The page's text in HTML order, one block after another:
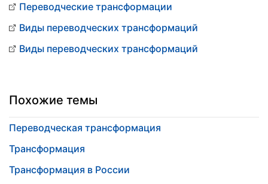
Переводческие трансформации
Виды переводческих трансформаций
Виды переводческих трансформаций
Похожие темы
Переводческая трансформация
Трансформация
Трансформация в России